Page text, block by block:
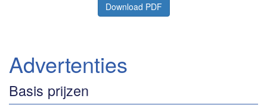
Download PDF
Advertenties
Basis prijzen